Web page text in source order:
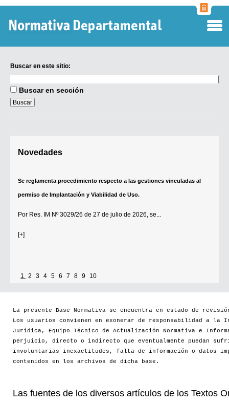
Buscar en este sitio:
en
sitio:
Buscar en sección
Novedades
Se reglamenta procedimiento respecto a las gestiones vinculadas al
permiso de Implantación y Viabilidad de Uso.
Por Res. IM Nº 3029/26 de 27 de julio de 2026, se...
[+]
Se establece que estarán exonerados del pago de tasas y sellados los
Por...
[+]
1 2 3 4 5 6 7 8 9 10
La presente Base Normativa se encuentra en estado de
Los usuarios convienen en exonerar de responsabilidad a la
Jurídica, Equipo Técnico de Actualización Normativa e
perjuicio, directo o indirecto que eventualmente puedan
involuntarias inexactitudes, falta de información o datos
contenidos en los archivos de dicha base.
Las fuentes de los diversos artículos de los Textos